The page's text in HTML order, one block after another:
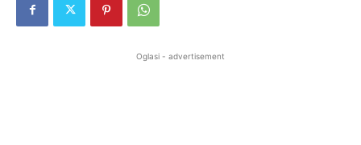
Oglasi - advertisement